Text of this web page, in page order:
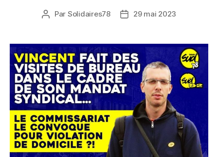
Auteur
Par Solidaires78
Date29 mai 2023